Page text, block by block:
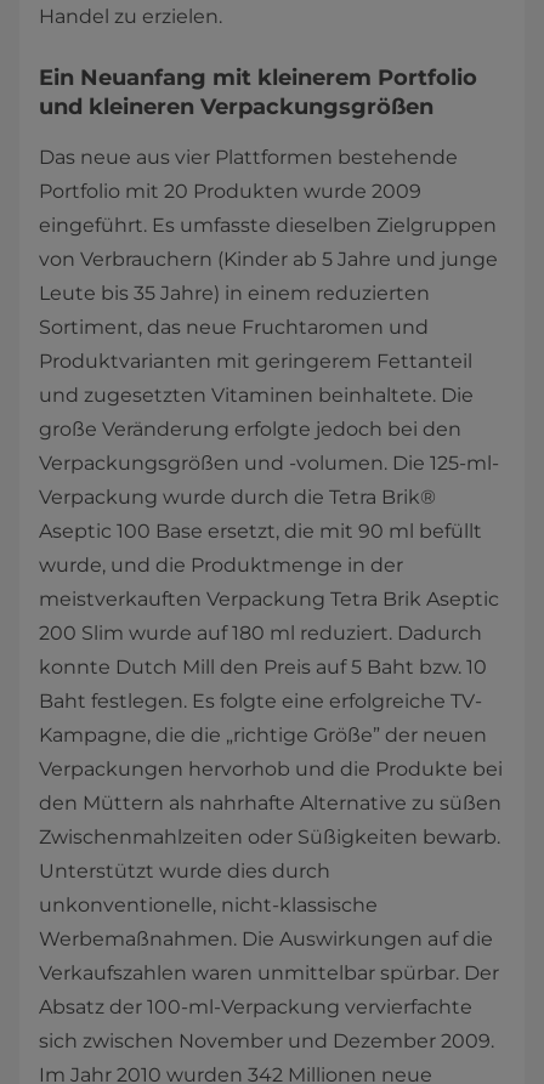
Handel zu erzielen.
Ein Neuanfang mit kleinerem Portfolio
und kleineren Verpackungsgrößen
Das neue aus vier Plattformen bestehende
Portfolio mit 20 Produkten wurde 2009
eingeführt. Es umfasste dieselben Zielgruppen
von Verbrauchern (Kinder ab 5 Jahre und junge
Leute bis 35 Jahre) in einem reduzierten
Sortiment, das neue Fruchtaromen und
Produktvarianten mit geringerem Fettanteil
und zugesetzten Vitaminen beinhaltete. Die
große Veränderung erfolgte jedoch bei den
Verpackungsgrößen und -volumen. Die 125-ml-
Verpackung wurde durch die Tetra Brik®
Aseptic 100 Base ersetzt, die mit 90 ml befüllt
wurde, und die Produktmenge in der
meistverkauften Verpackung Tetra Brik Aseptic
200 Slim wurde auf 180 ml reduziert. Dadurch
konnte Dutch Mill den Preis auf 5 Baht bzw. 10
Baht festlegen. Es folgte eine erfolgreiche TV-
Kampagne, die die „richtige Größe” der neuen
Verpackungen hervorhob und die Produkte bei
den Müttern als nahrhafte Alternative zu süßen
Zwischenmahlzeiten oder Süßigkeiten bewarb.
Unterstützt wurde dies durch
unkonventionelle, nicht-klassische
Werbemaßnahmen. Die Auswirkungen auf die
Verkaufszahlen waren unmittelbar spürbar. Der
Absatz der 100-ml-Verpackung vervierfachte
sich zwischen November und Dezember 2009.
Im Jahr 2010 wurden 342 Millionen neue